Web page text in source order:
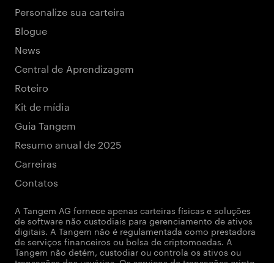
Personalize sua carteira
Blogue
News
Central de Aprendizagem
Roteiro
Kit de mídia
Guia Tangem
Resumo anual de 2025
Carreiras
Contatos
A Tangem AG fornece apenas carteiras físicas e soluções
de software não custodiais para gerenciamento de ativos
digitais. A Tangem não é regulamentada como prestadora
de serviços financeiros ou bolsa de criptomoedas. A
Tangem não detém, custodiar ou controla os ativos ou